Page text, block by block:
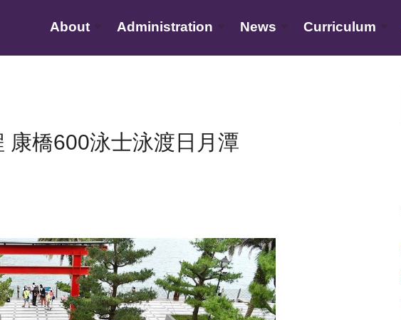
About Administration News Curriculum
康橋600泳士泳渡日月潭